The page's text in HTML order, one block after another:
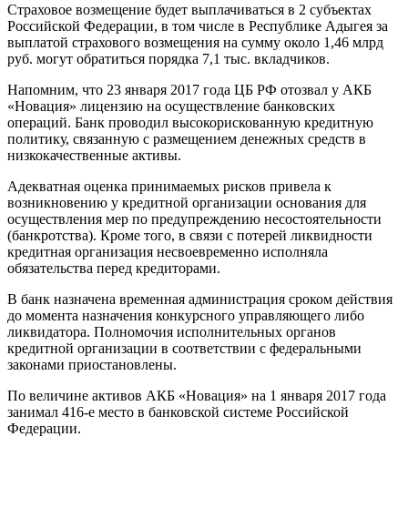
Страховое возмещение будет выплачиваться в 2 субъектах
Российской Федерации, в том числе в Республике Адыгея за
выплатой страхового возмещения на сумму около 1,46 млрд
руб. могут обратиться порядка 7,1 тыс. вкладчиков.
Напомним, что 23 января 2017 года ЦБ РФ отозвал у АКБ
«Новация» лицензию на осуществление банковских
операций. Банк проводил высокорискованную кредитную
политику, связанную с размещением денежных средств в
низкокачественные активы.
Адекватная оценка принимаемых рисков привела к
возникновению у кредитной организации основания для
осуществления мер по предупреждению несостоятельности
(банкротства). Кроме того, в связи с потерей ликвидности
кредитная организация несвоевременно исполняла
обязательства перед кредиторами.
В банк назначена временная администрация сроком действия
до момента назначения конкурсного управляющего либо
ликвидатора. Полномочия исполнительных органов
кредитной организации в соответствии с федеральными
законами приостановлены.
По величине активов АКБ «Новация» на 1 января 2017 года
занимал 416-е место в банковской системе Российской
Федерации.